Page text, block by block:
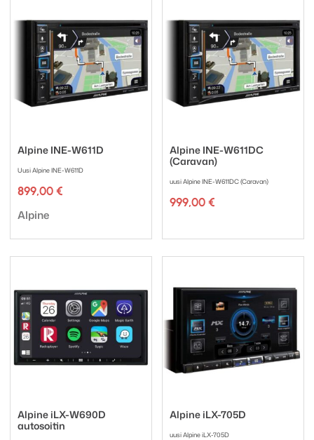
Alpine INE-W611D
Uusi Alpine INE-W611D
899,00 €
Tuotemerkki:
Alpine
Alpine INE-W611DC
(Caravan)
uusi Alpine INE-W611DC (Caravan)
999,00 €
Alpine iLX-W690D
autosoitin
Alpine iLX-705D
uusi Alpine iLX-705D